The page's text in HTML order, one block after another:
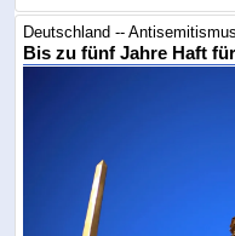
Deutschland -- Antisemitismus
Bis zu fünf Jahre Haft